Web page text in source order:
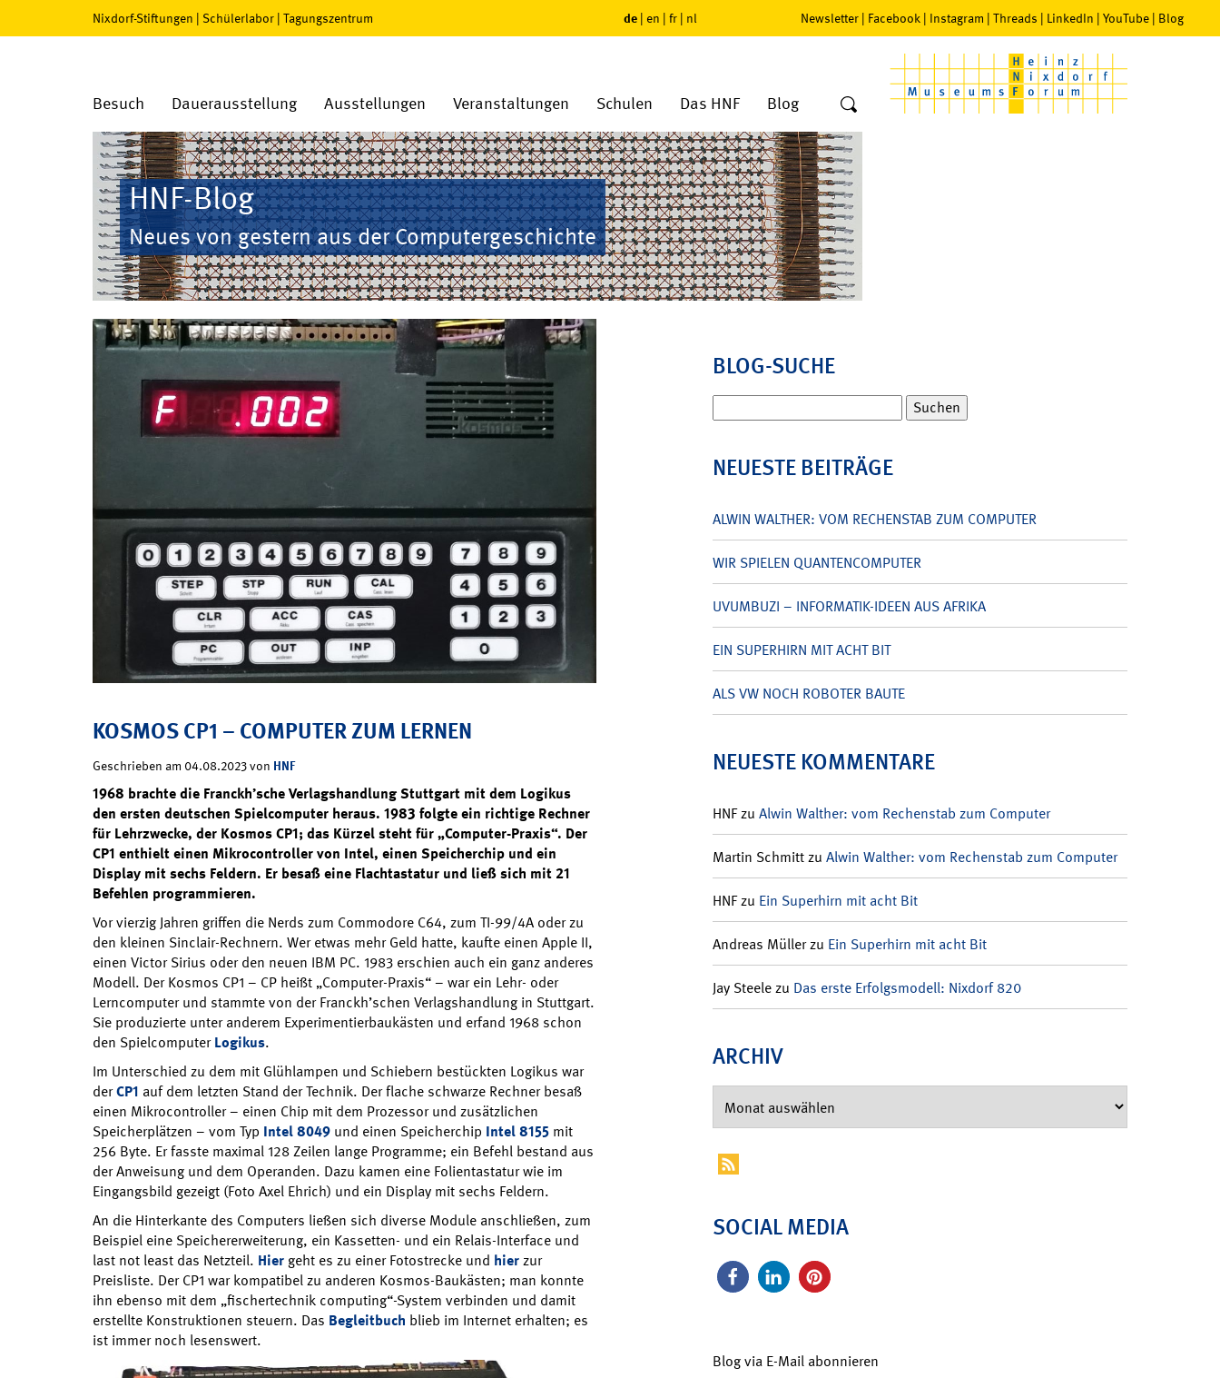
Nixdorf-Stiftungen | Schülerlabor | Tagungszentrum de | en | fr | nl Newsletter | Facebook | Instagram | Threads | LinkedIn | YouTube | Blog
Besuch Dauerausstellung Ausstellungen Veranstaltungen Schulen Das HNF Blog
HNF-Blog
Neues von gestern aus der Computergeschichte
KOSMOS CP1 – COMPUTER ZUM LERNEN
Geschrieben am 04.08.2023 von HNF
1968 brachte die Franckh’sche Verlagshandlung Stuttgart mit dem Logikus
den ersten deutschen Spielcomputer heraus. 1983 folgte ein richtige Rechner
für Lehrzwecke, der Kosmos CP1; das Kürzel steht für „Computer-Praxis“. Der
CP1 enthielt einen Mikrocontroller von Intel, einen Speicherchip und ein
Display mit sechs Feldern. Er besaß eine Flachtastatur und ließ sich mit 21
Befehlen programmieren.
Vor vierzig Jahren griffen die Nerds zum Commodore C64, zum TI-99/4A oder zu
den kleinen Sinclair-Rechnern. Wer etwas mehr Geld hatte, kaufte einen Apple II,
einen Victor Sirius oder den neuen IBM PC. 1983 erschien auch ein ganz anderes
Modell. Der Kosmos CP1 – CP heißt „Computer-Praxis“ – war ein Lehr- oder
Lerncomputer und stammte von der Franckh’schen Verlagshandlung in Stuttgart.
Sie produzierte unter anderem Experimentierbaukästen und erfand 1968 schon
den SpielcomputerLogikus.
Im Unterschied zu dem mit Glühlampen und Schiebern bestückten Logikus war
derCP1 auf dem letzten Stand der Technik. Der flache schwarze Rechner besaß
einen Mikrocontroller – einen Chip mit dem Prozessor und zusätzlichen
Speicherplätzen – vom Typ Intel 8049 und einen Speicherchip Intel 8155 mit
256 Byte. Er fasste maximal 128 Zeilen lange Programme; ein Befehl bestand aus
der Anweisung und dem Operanden. Dazu kamen eine Folientastatur wie im
Eingangsbild gezeigt (Foto Axel Ehrich) und ein Display mit sechs Feldern.
An die Hinterkante des Computers ließen sich diverse Module anschließen, zum
Beispiel eine Speichererweiterung, ein Kassetten- und ein Relais-Interface und
last not least das Netzteil. Hier geht es zu einer Fotostrecke und hierzur
Preisliste. Der CP1 war kompatibel zu anderen Kosmos-Baukästen; man konnte
ihn ebenso mit dem „fischertechnik computing“-System verbinden und damit
erstellte Konstruktionen steuern. Das Begleitbuch blieb im Internet erhalten; es
ist immer noch lesenswert.
BLOG-SUCHE
nach:
NEUESTE BEITRÄGE
ALWIN WALTHER: VOM RECHENSTAB ZUM COMPUTER
WIR SPIELEN QUANTENCOMPUTER
UVUMBUZI – INFORMATIK-IDEEN AUS AFRIKA
EIN SUPERHIRN MIT ACHT BIT
ALS VW NOCH ROBOTER BAUTE
NEUESTE KOMMENTARE
HNFzu Alwin Walther: vom Rechenstab zum Computer
Martin Schmittzu Alwin Walther: vom Rechenstab zum Computer
HNFzu Ein Superhirn mit acht Bit
Andreas Müllerzu Ein Superhirn mit acht Bit
Jay Steelezu Das erste Erfolgsmodell: Nixdorf 820
ARCHIV
SOCIAL MEDIA
Blog via E-Mail abonnieren